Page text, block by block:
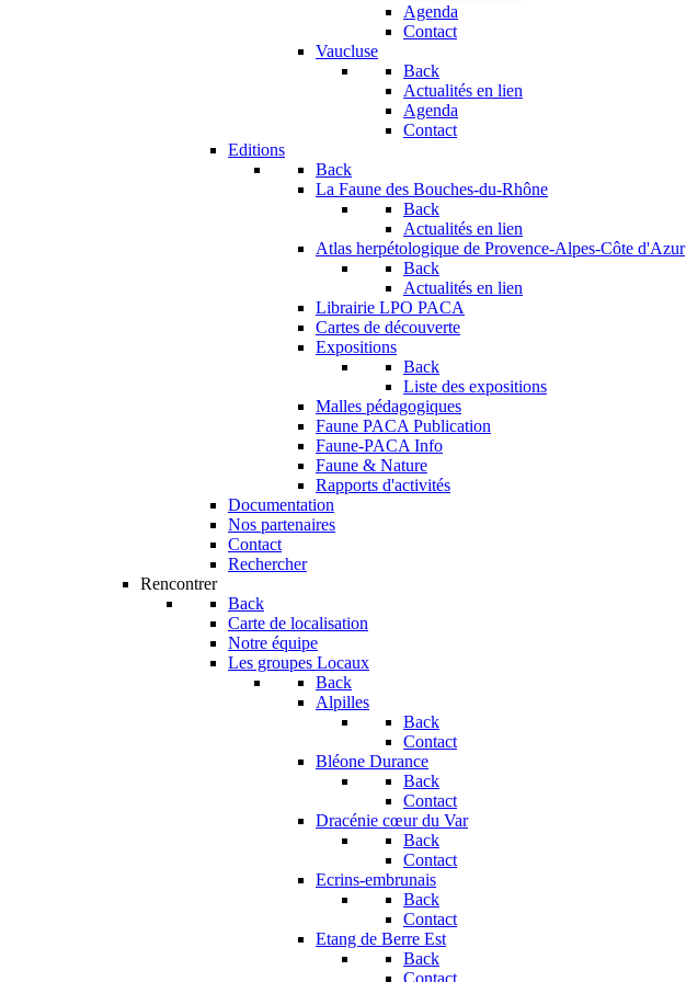
Agenda
Contact
Vaucluse
Back
Actualités en lien
Agenda
Contact
Editions
Back
La Faune des Bouches-du-Rhône
Back
Actualités en lien
Atlas herpétologique de Provence-Alpes-Côte d'Azur
Back
Actualités en lien
Librairie LPO PACA
Cartes de découverte
Expositions
Back
Liste des expositions
Malles pédagogiques
Faune PACA Publication
Faune-PACA Info
Faune & Nature
Rapports d'activités
Documentation
Nos partenaires
Contact
Rechercher
Rencontrer
Back
Carte de localisation
Notre équipe
Les groupes Locaux
Back
Alpilles
Back
Contact
Bléone Durance
Back
Contact
Dracénie cœur du Var
Back
Contact
Ecrins-embrunais
Back
Contact
Etang de Berre Est
Back
Contact